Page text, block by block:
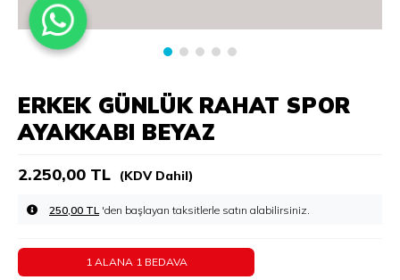
ERKEK GÜNLÜK RAHAT SPOR
AYAKKABI BEYAZ
2.250,00 TL (KDV Dahil)
250,00 TL 'den başlayan taksitlerle
1 ALANA 1 BEDAVA